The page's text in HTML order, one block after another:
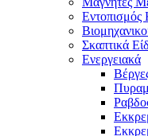
Σκαπτικά
Ενεργειακά